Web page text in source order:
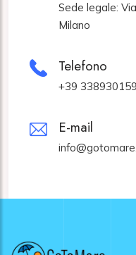
Sede legale:
Milano
Telefono
+39
E-mail